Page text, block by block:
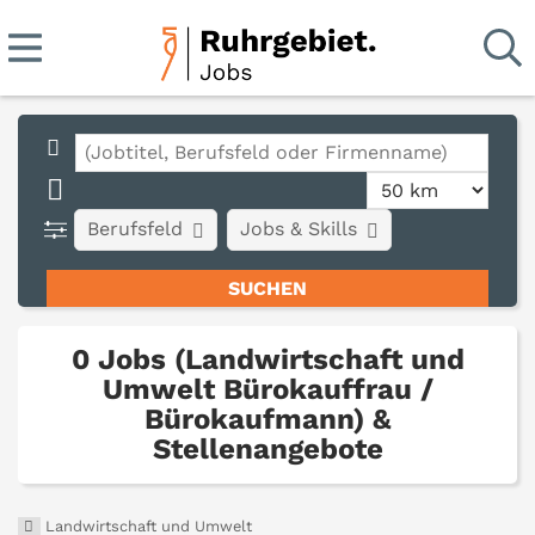
Berufsfeld Jobs & Skills
0 Jobs (Landwirtschaft und
Umwelt Bürokauffrau /
Bürokaufmann) &
Stellenangebote
Landwirtschaft und Umwelt